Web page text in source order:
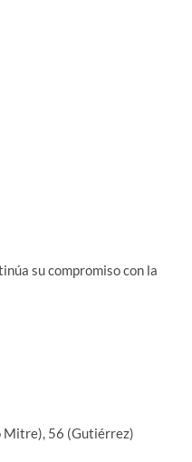
su compromiso con la
Mitre), 56 (Gutiérrez)